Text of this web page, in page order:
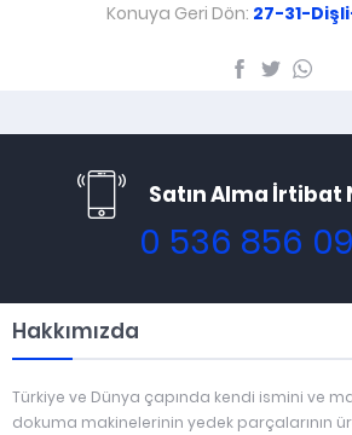
Konuya Geri Dön: 27-31-
Satın Alma İrtibat
0 536 856
Hakkımızda
Türkiye ve Dünya çapında kendi ismini ve
dokuma makinelerinin yedek parçalarının